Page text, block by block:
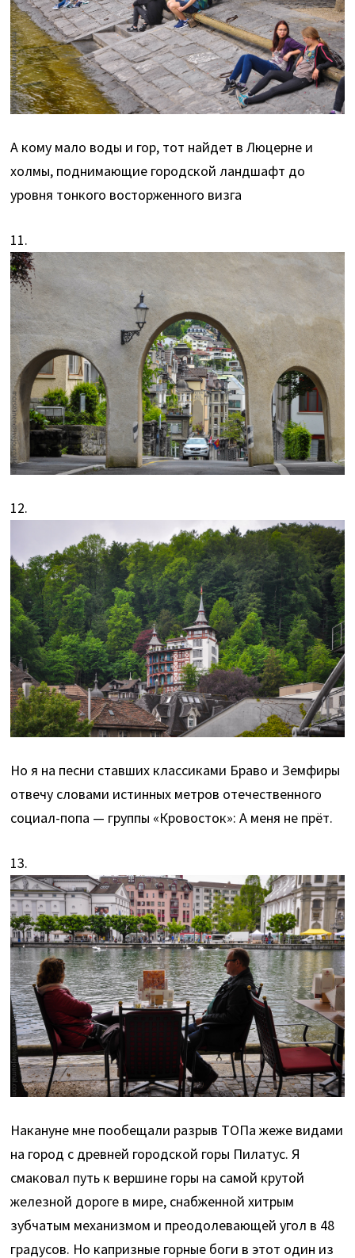
А кому мало воды и гор, тот найдет в Люцерне и
холмы, поднимающие городской ландшафт до
уровня тонкого восторженного визга
11.
12.
Но я на песни ставших классиками Браво и Земфиры
отвечу словами истинных метров отечественного
социал-попа — группы «Кровосток»: А меня не прёт.
13.
Накануне мне пообещали разрыв ТОПа жеже видами
на город с древней городской горы Пилатус. Я
смаковал путь к вершине горы на самой крутой
железной дороге в мире, снабженной хитрым
зубчатым механизмом и преодолевающей угол в 48
градусов. Но капризные горные боги в этот один из